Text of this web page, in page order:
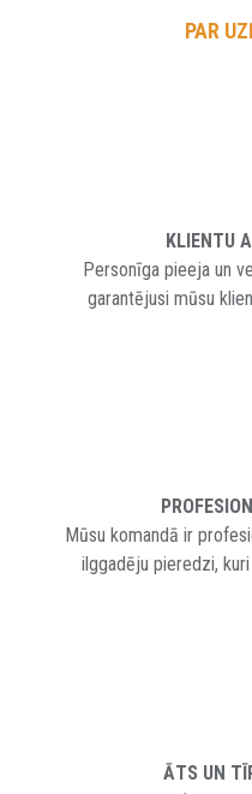
PAR
KLIENTU
Personīga pieeja un
garantējusi mūsu
Mūsu komandā ir
ilggadēju pieredzi,
ĀTS UN